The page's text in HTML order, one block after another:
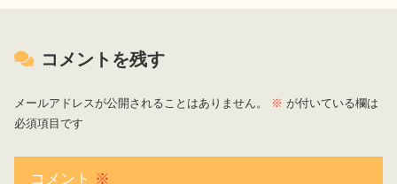
コメントを残す
メールアドレスが公開されることはありません。 ※ が付いている欄は
必須項目です
コメント ※